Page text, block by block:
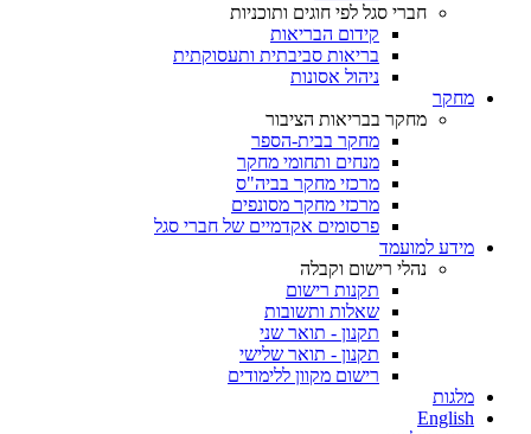
חברי סגל לפי חוגים ותוכניות
קידום הבריאות
בריאות סביבתית ותעסוקתית
ניהול אסונות
מחקר
מחקר בבריאות הציבור
מחקר בבית-הספר
מנחים ותחומי מחקר
מרכזי מחקר בביה"ס
מרכזי מחקר מסונפים
פרסומים אקדמיים של חברי סגל
מידע למועמד
נהלי רישום וקבלה
תקנות רישום
שאלות ותשובות
תקנון - תואר שני
תקנון - תואר שלישי
רישום מקוון ללימודים
מלגות
English